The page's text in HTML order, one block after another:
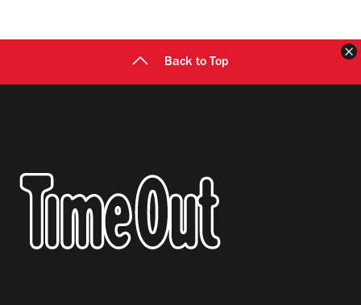
Back to Top